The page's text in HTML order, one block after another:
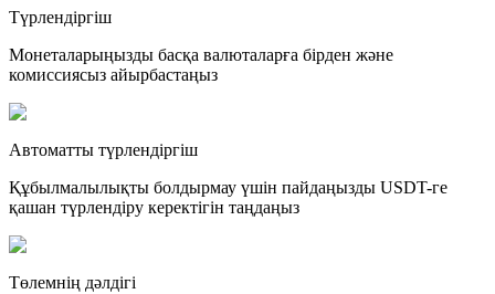
Түрлендіргіш
Монеталарыңызды басқа валюталарға бірден және
комиссиясыз айырбастаңыз
Автоматты түрлендіргіш
Құбылмалылықты болдырмау үшін пайдаңызды USDT-ге
қашан түрлендіру керектігін таңдаңыз
Төлемнің дәлдігі